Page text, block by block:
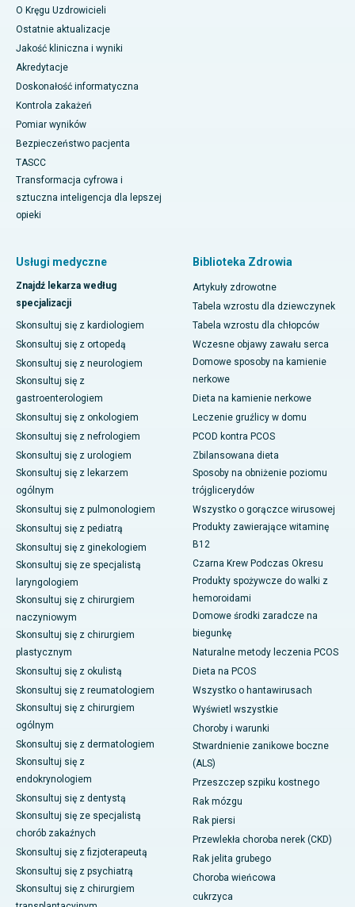
O Kręgu Uzdrowicieli
Ostatnie aktualizacje
Jakość kliniczna i wyniki
Akredytacje
Doskonałość informatyczna
Kontrola zakażeń
Pomiar wyników
Bezpieczeństwo pacjenta
TASCC
Transformacja cyfrowa i
sztuczna inteligencja dla lepszej
opieki
Usługi medyczne
Znajdź lekarza według
specjalizacji
Skonsultuj się z kardiologiem
Skonsultuj się z ortopedą
Skonsultuj się z neurologiem
Skonsultuj się z
gastroenterologiem
Skonsultuj się z onkologiem
Skonsultuj się z nefrologiem
Skonsultuj się z urologiem
Skonsultuj się z lekarzem
ogólnym
Skonsultuj się z pulmonologiem
Skonsultuj się z pediatrą
Skonsultuj się z ginekologiem
Skonsultuj się ze specjalistą
laryngologiem
Skonsultuj się z chirurgiem
naczyniowym
Skonsultuj się z chirurgiem
plastycznym
Skonsultuj się z okulistą
Skonsultuj się z reumatologiem
Skonsultuj się z chirurgiem
ogólnym
Skonsultuj się z dermatologiem
Skonsultuj się z
endokrynologiem
Skonsultuj się z dentystą
Skonsultuj się ze specjalistą
chorób zakaźnych
Skonsultuj się z fizjoterapeutą
Skonsultuj się z psychiatrą
Skonsultuj się z chirurgiem
Biblioteka Zdrowia
Artykuły zdrowotne
Tabela wzrostu dla dziewczynek
Tabela wzrostu dla chłopców
Wczesne objawy zawału serca
Domowe sposoby na kamienie
nerkowe
Dieta na kamienie nerkowe
Leczenie gruźlicy w domu
PCOD kontra PCOS
Zbilansowana dieta
Sposoby na obniżenie poziomu
trójglicerydów
Wszystko o gorączce wirusowej
Produkty zawierające witaminę
B12
Czarna Krew Podczas Okresu
Produkty spożywcze do walki z
hemoroidami
Domowe środki zaradcze na
biegunkę
Naturalne metody leczenia PCOS
Dieta na PCOS
Wszystko o hantawirusach
Wyświetl wszystkie
Choroby i warunki
Stwardnienie zanikowe boczne
(ALS)
Przeszczep szpiku kostnego
Rak mózgu
Rak piersi
Przewlekła choroba nerek (CKD)
Rak jelita grubego
Choroba wieńcowa
cukrzyca